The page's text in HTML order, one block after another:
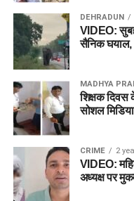
DEHRADUN
VIDEO: सुबह
सैनिक घयाल,
MADHYA
शिक्षक दिवस
सोशल
CRIME 2
VIDEO:
अध्यक्ष पर